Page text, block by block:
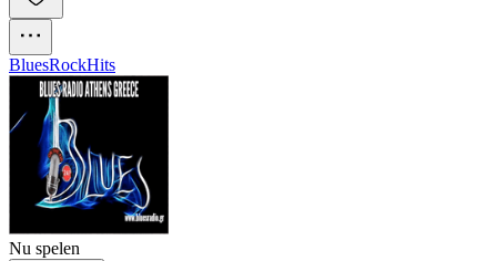
BluesRockHits
Nu spelen